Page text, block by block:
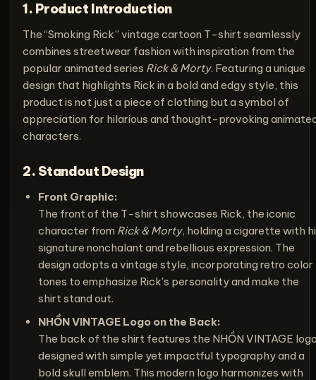
1. Product Introduction
The “Smoking Rick” vintage cartoon T-shirt seamlessly
combines streetwear fashion with inspiration from the
popular animated series Rick & Morty. Featuring a unique
design that highlights Rick in a bold and edgy style, this
product is not just a piece of clothing but a symbol of
appreciation for hilarious and thought-provoking
characters.
2. Standout Design
Front Graphic:
The front of the T-shirt showcases Rick, the iconic
character from Rick & Morty, holding a cigarette with
signature nonchalant and rebellious expression. The
design adopts a vintage style, incorporating retro color
tones to emphasize Rick’s personality and make the
shirt stand out.
NHỒN VINTAGE Logo on the Back:
The back of the shirt features the NHỒN VINTAGE
designed with simple yet impactful typography and a
bold skull emblem. This modern logo harmonizes with